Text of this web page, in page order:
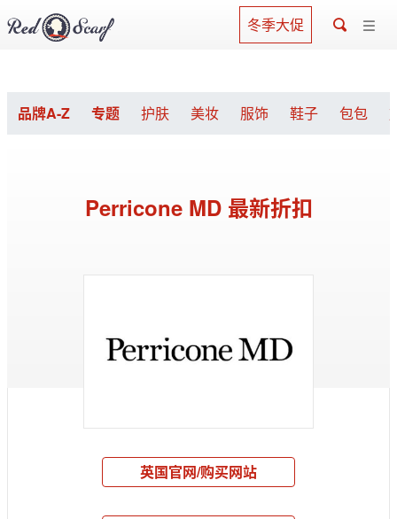
冬季大促
品牌A-Z 专题 护肤 美妆 服饰 鞋子 包包
Perricone MD 最新折扣
英国官网/购买网站